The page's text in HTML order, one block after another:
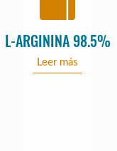
L-ARGININA 98.5%
Leer más